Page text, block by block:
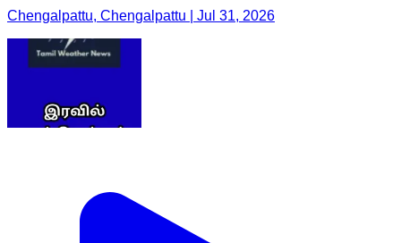
Chengalpattu, Chengalpattu | Jul 31, 2026